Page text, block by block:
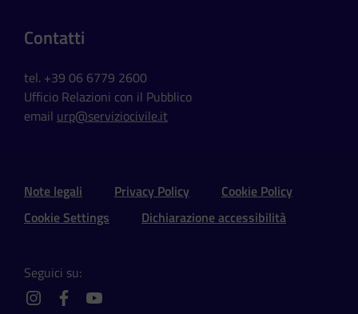
Contatti
tel. +39 06 6779 2600
Ufficio Relazioni con il Pubblico
email urp@serviziocivile.it
Sezione Link Utili e Social
Note legali Privacy Policy
Cookie Policy
Cookie Settings
Dichiarazione accessibilità
Seguici su:
instagramfacebookyoutube